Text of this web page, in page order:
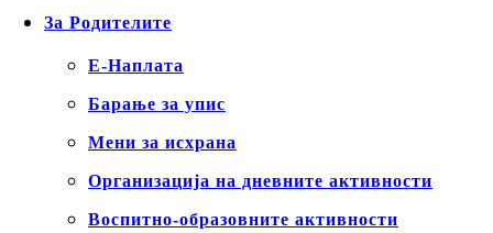
За Родителите
Е-Наплата
Барање за упис
Мени за исхрана
Организација на дневните активности
Воспитно-образовните активности